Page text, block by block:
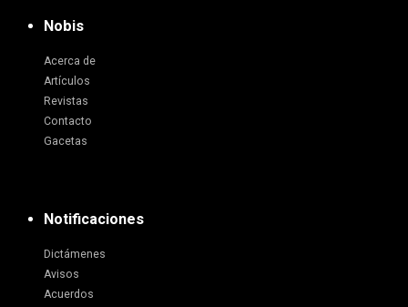
Nobis
Acerca de
Artículos
Revistas
Contacto
Gacetas
Notificaciones
Dictámenes
Avisos
Acuerdos